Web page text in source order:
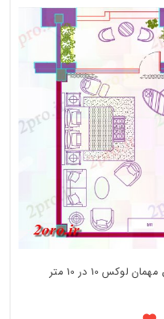
دانلود نقشه هتل - رستوران - اقامتگاه اتاق مهمان لوکس 10 در 10 متر